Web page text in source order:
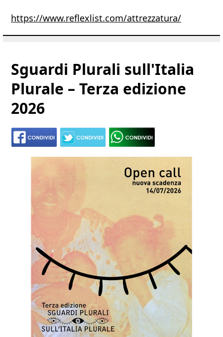
https://www.reflexlist.com/attrezzatura/
Sguardi Plurali sull'Italia
Plurale – Terza edizione
2026